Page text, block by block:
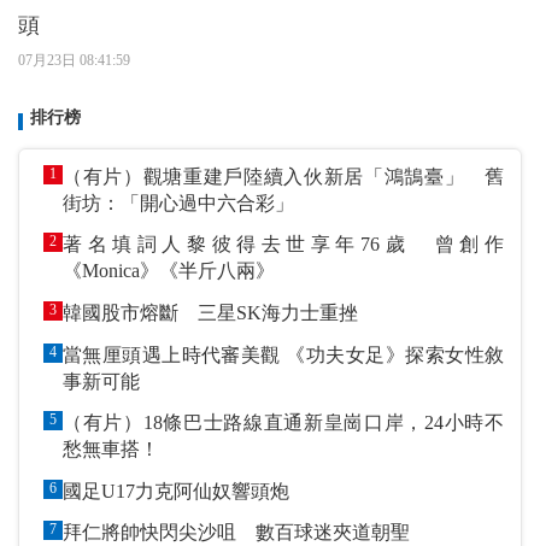
頭
07月23日 08:41:59
排行榜
1
（有片）觀塘重建戶陸續入伙新居「鴻鵠臺」 舊
街坊：「開心過中六合彩」
2 著名填詞人黎彼得去世享年76歲 曾創作
《Monica》《半斤八兩》
3 韓國股市熔斷 三星SK海力士重挫
4 當無厘頭遇上時代審美觀 《功夫女足》探索女性敘
事新可能
5
（有片）18條巴士路線直通新皇崗口岸，24小時不
愁無車搭！
6 國足U17力克阿仙奴響頭炮
7 拜仁將帥快閃尖沙咀 數百球迷夾道朝聖